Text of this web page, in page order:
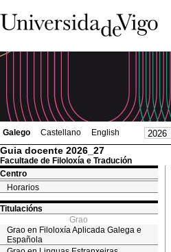
Galego Castellano English
Guia docente 2026_27
Facultade de Filoloxía e Tradución
Centro
Horarios
Titulacións
Grao
Grao en Filoloxía Aplicada Galega e
Española